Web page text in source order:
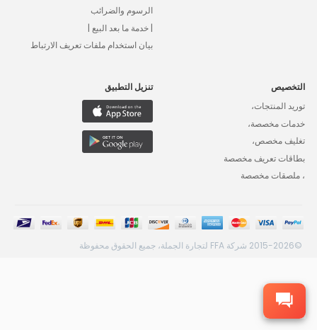
الرسوم والضرائب
| خدمة ما بعد البيع |
بيان استخدام ملفات تعريف الارتباط
التخصيص
توريد المنتجات،
خدمات مخصصة،
تغليف مخصص،
بطاقات تعريف مخصصة
، ملصقات مخصصة
تنزيل التطبيق
©2015-2026 شركة FFA لتجارة الجملة، جميع الحقوق محفوظة